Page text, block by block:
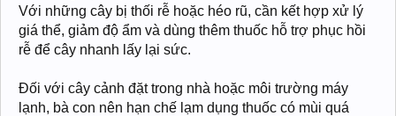
Với những cây bị thối rễ hoặc héo rũ, cần kết hợp xử lý
giá thể, giảm độ ẩm và dùng thêm thuốc hỗ trợ phục hồi
rễ để cây nhanh lấy lại sức.
Đối với cây cảnh đặt trong nhà hoặc môi trường máy
lạnh, bà con nên hạn chế lạm dụng thuốc có mùi quá